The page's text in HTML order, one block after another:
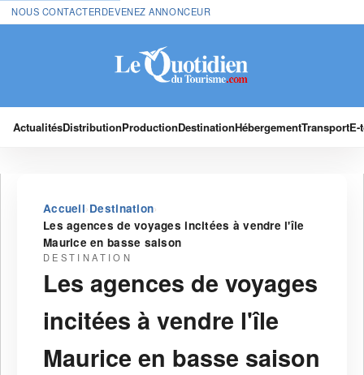
NOUS CONTACTERDEVENEZ ANNONCEUR
ActualitésDistributionProductionDestinationHébergementTransport
Accueil›Destination›
Les agences de voyages incitées à vendre l'île
Maurice en basse saison
DESTINATION
Les agences de voyages
incitées à vendre l'île
Maurice en basse saison